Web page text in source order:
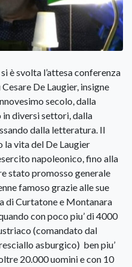
è svolta l’attesa conferenza
De Laugier, insigne
secolo, dalla
diversi settori, dalla
dalla letteratura. Il
vita del De Laugier
napoleonico, fino alla
stato promosso generale
famoso grazie alle sue
di Curtatone e Montanara
con poco piu’ di 4000
(comandato dal
asburgico) ben piu’
20.000 uomini e con 10